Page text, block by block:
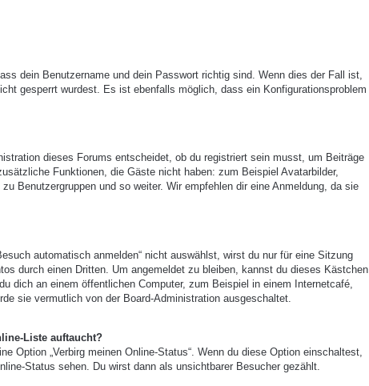
dein Benutzername und dein Passwort richtig sind. Wenn dies der Fall ist,
gesperrt wurdest. Es ist ebenfalls möglich, dass ein Konfigurationsproblem
dieses Forums entscheidet, ob du registriert sein musst, um Beiträge
Funktionen, die Gäste nicht haben: zum Beispiel Avatarbilder,
Benutzergruppen und so weiter. Wir empfehlen dir eine Anmeldung, da sie
automatisch anmelden“ nicht auswählst, wirst du nur für eine Sitzung
durch einen Dritten. Um angemeldet zu bleiben, kannst du dieses Kästchen
dich an einem öffentlichen Computer, zum Beispiel in einem Internetcafé,
sie vermutlich von der Board-Administration ausgeschaltet.
Liste auftaucht?
Option „Verbirg meinen Online-Status“. Wenn du diese Option einschaltest,
Status sehen. Du wirst dann als unsichtbarer Besucher gezählt.